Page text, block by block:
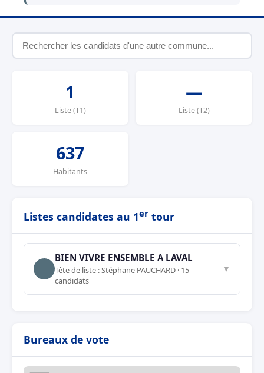
1
Liste (T1)
—
Liste (T2)
637
Habitants
Listes candidates au 1er tour
BIEN VIVRE ENSEMBLE A LAVAL
Tête de liste : Stéphane PAUCHARD · 15
candidats
▼
Bureaux de vote